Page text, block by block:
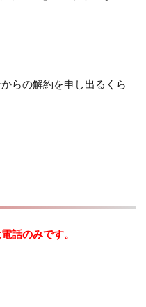
らの解約を申し出るくら
話のみです。